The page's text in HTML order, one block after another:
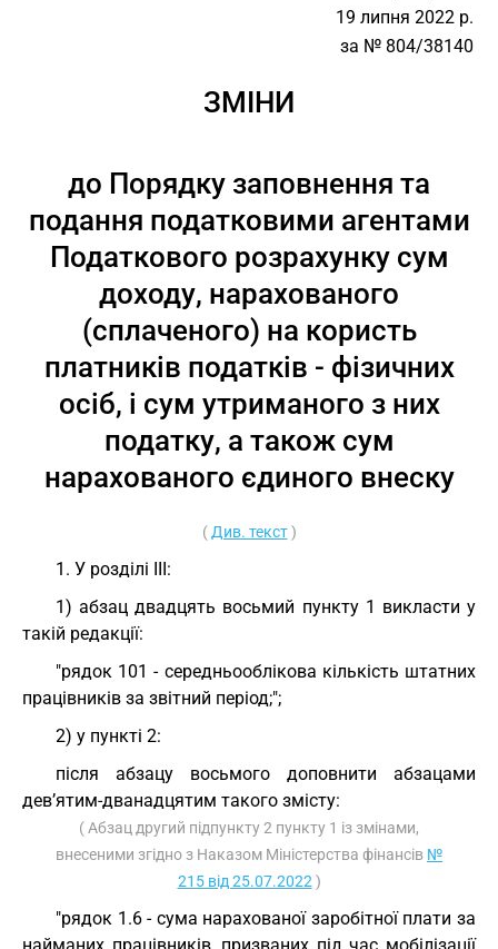
19 липня 2022 р.
за № 804/38140
ЗМІНИ
до Порядку заповнення та
подання податковими агентами
Податкового розрахунку сум
доходу, нарахованого
(сплаченого) на користь
платників податків - фізичних
осіб, і сум утриманого з них
податку, а також сум
нарахованого єдиного внеску
( Див. текст)
1. У розділі III:
1) абзац двадцять восьмий пункту 1 викласти у
такій редакції:
"рядок 101 - середньооблікова кількість штатних
працівників за звітний період;";
2) у пункті 2:
після абзацу восьмого доповнити абзацами
дев’ятим-дванадцятим такого змісту:
( Абзац другий підпункту 2 пункту 1 із змінами,
внесеними згідно з Наказом Міністерства фінансів №
215 від 25.07.2022 )
"рядок 1.6 - сума нарахованої заробітної плати за